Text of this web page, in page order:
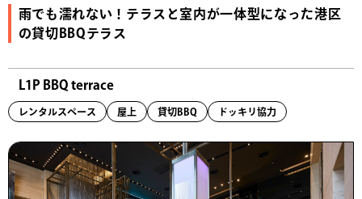
雨でも濡れない！テラスと室内が一体型になった港区
の貸切BBQテラス
L1P BBQ terrace
レンタルスペース 屋上 貸切BBQ ドッキリ協力